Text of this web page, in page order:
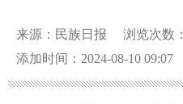
来源：民族日报 浏览次数：
添加时间：2024-08-10 09:07